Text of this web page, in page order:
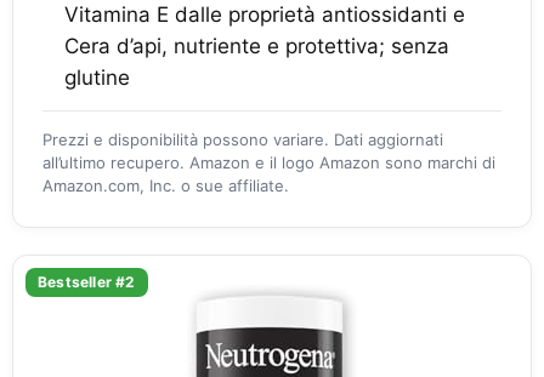
Vitamina E dalle proprietà antiossidanti e
Cera d’api, nutriente e protettiva; senza
glutine
Prezzi e disponibilità possono variare. Dati aggiornati
all’ultimo recupero. Amazon e il logo Amazon sono marchi di
Amazon.com, Inc. o sue affiliate.
Bestseller #2